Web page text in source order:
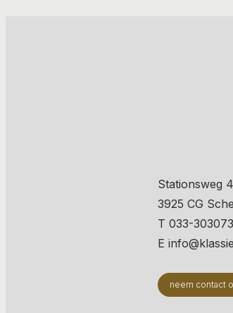
Stationsweg
3925 CG
T 033-
E
neem contact